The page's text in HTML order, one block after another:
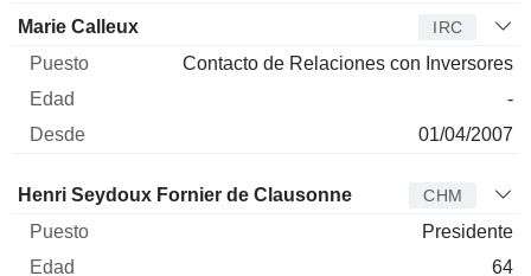
Marie Calleux IRC
Contacto de Relaciones con Inversores
-
01/04/2007
Administrador Puesto Edad Desde
Henri Seydoux Fornier de Clausonne CHM
Presidente
64